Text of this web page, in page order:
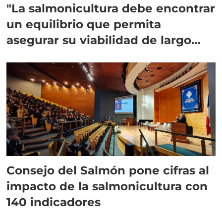
"La salmonicultura debe encontrar
un equilibrio que permita
asegurar su viabilidad de largo
Consejo del Salmón pone cifras al
impacto de la salmonicultura con
140 indicadores